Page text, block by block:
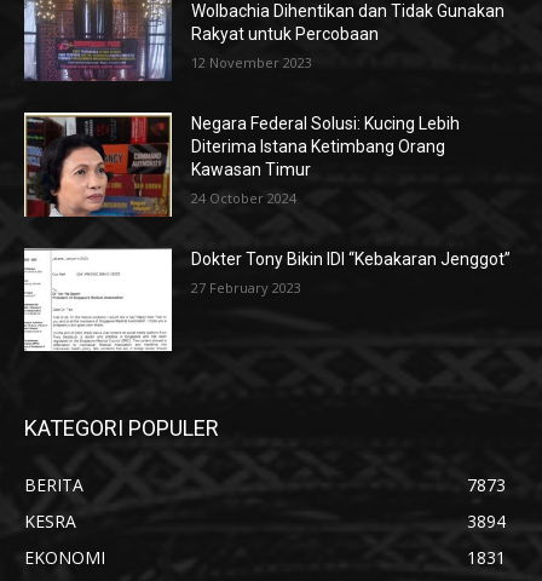
Wolbachia Dihentikan dan Tidak Gunakan
Rakyat untuk Percobaan
12 November 2023
Negara Federal Solusi: Kucing Lebih
Diterima Istana Ketimbang Orang
Kawasan Timur
24 October 2024
Dokter Tony Bikin IDI “Kebakaran Jenggot”
27 February 2023
KATEGORI POPULER
BERITA
7873
KESRA
3894
EKONOMI
1831